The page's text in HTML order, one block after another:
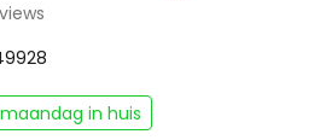
in huis